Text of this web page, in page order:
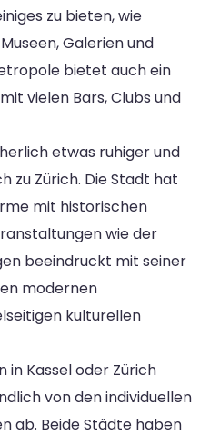
zu bieten, wie
Galerien und
bietet auch ein
vielen Bars, Clubs und
etwas ruhiger und
zu Zürich. Die Stadt hat
mit historischen
wie der
beeindruckt mit seiner
modernen
kulturellen
in Kassel oder Zürich
von den individuellen
ab. Beide Städte haben